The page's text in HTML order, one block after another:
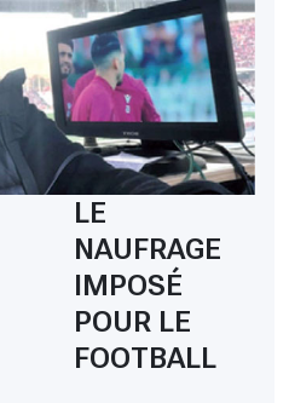
LE
NAUFRAGE
IMPOSÉ
POUR LE
FOOTBALL